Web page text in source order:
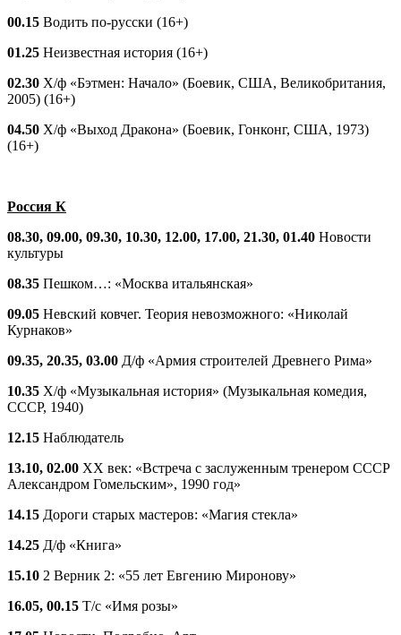
00.15 Водить по-русски (16+)
01.25 Неизвестная история (16+)
02.30 Х/ф «Бэтмен: Начало» (Боевик, США, Великобритания,
2005) (16+)
04.50 Х/ф «Выход Дракона» (Боевик, Гонконг, США, 1973)
(16+)
Россия К
08.30, 09.00, 09.30, 10.30, 12.00, 17.00, 21.30, 01.40 Новости
культуры
08.35 Пешком…: «Москва итальянская»
09.05 Невский ковчег. Теория невозможного: «Николай
Курнаков»
09.35, 20.35, 03.00 Д/ф «Армия строителей Древнего Рима»
10.35 Х/ф «Музыкальная история» (Музыкальная комедия,
СССР, 1940)
12.15 Наблюдатель
13.10, 02.00 ХХ век: «Встреча с заслуженным тренером СССР
Александром Гомельским», 1990 год»
14.15 Дороги старых мастеров: «Магия стекла»
14.25 Д/ф «Книга»
15.10 2 Верник 2: «55 лет Евгению Миронову»
16.05, 00.15 Т/с «Имя розы»